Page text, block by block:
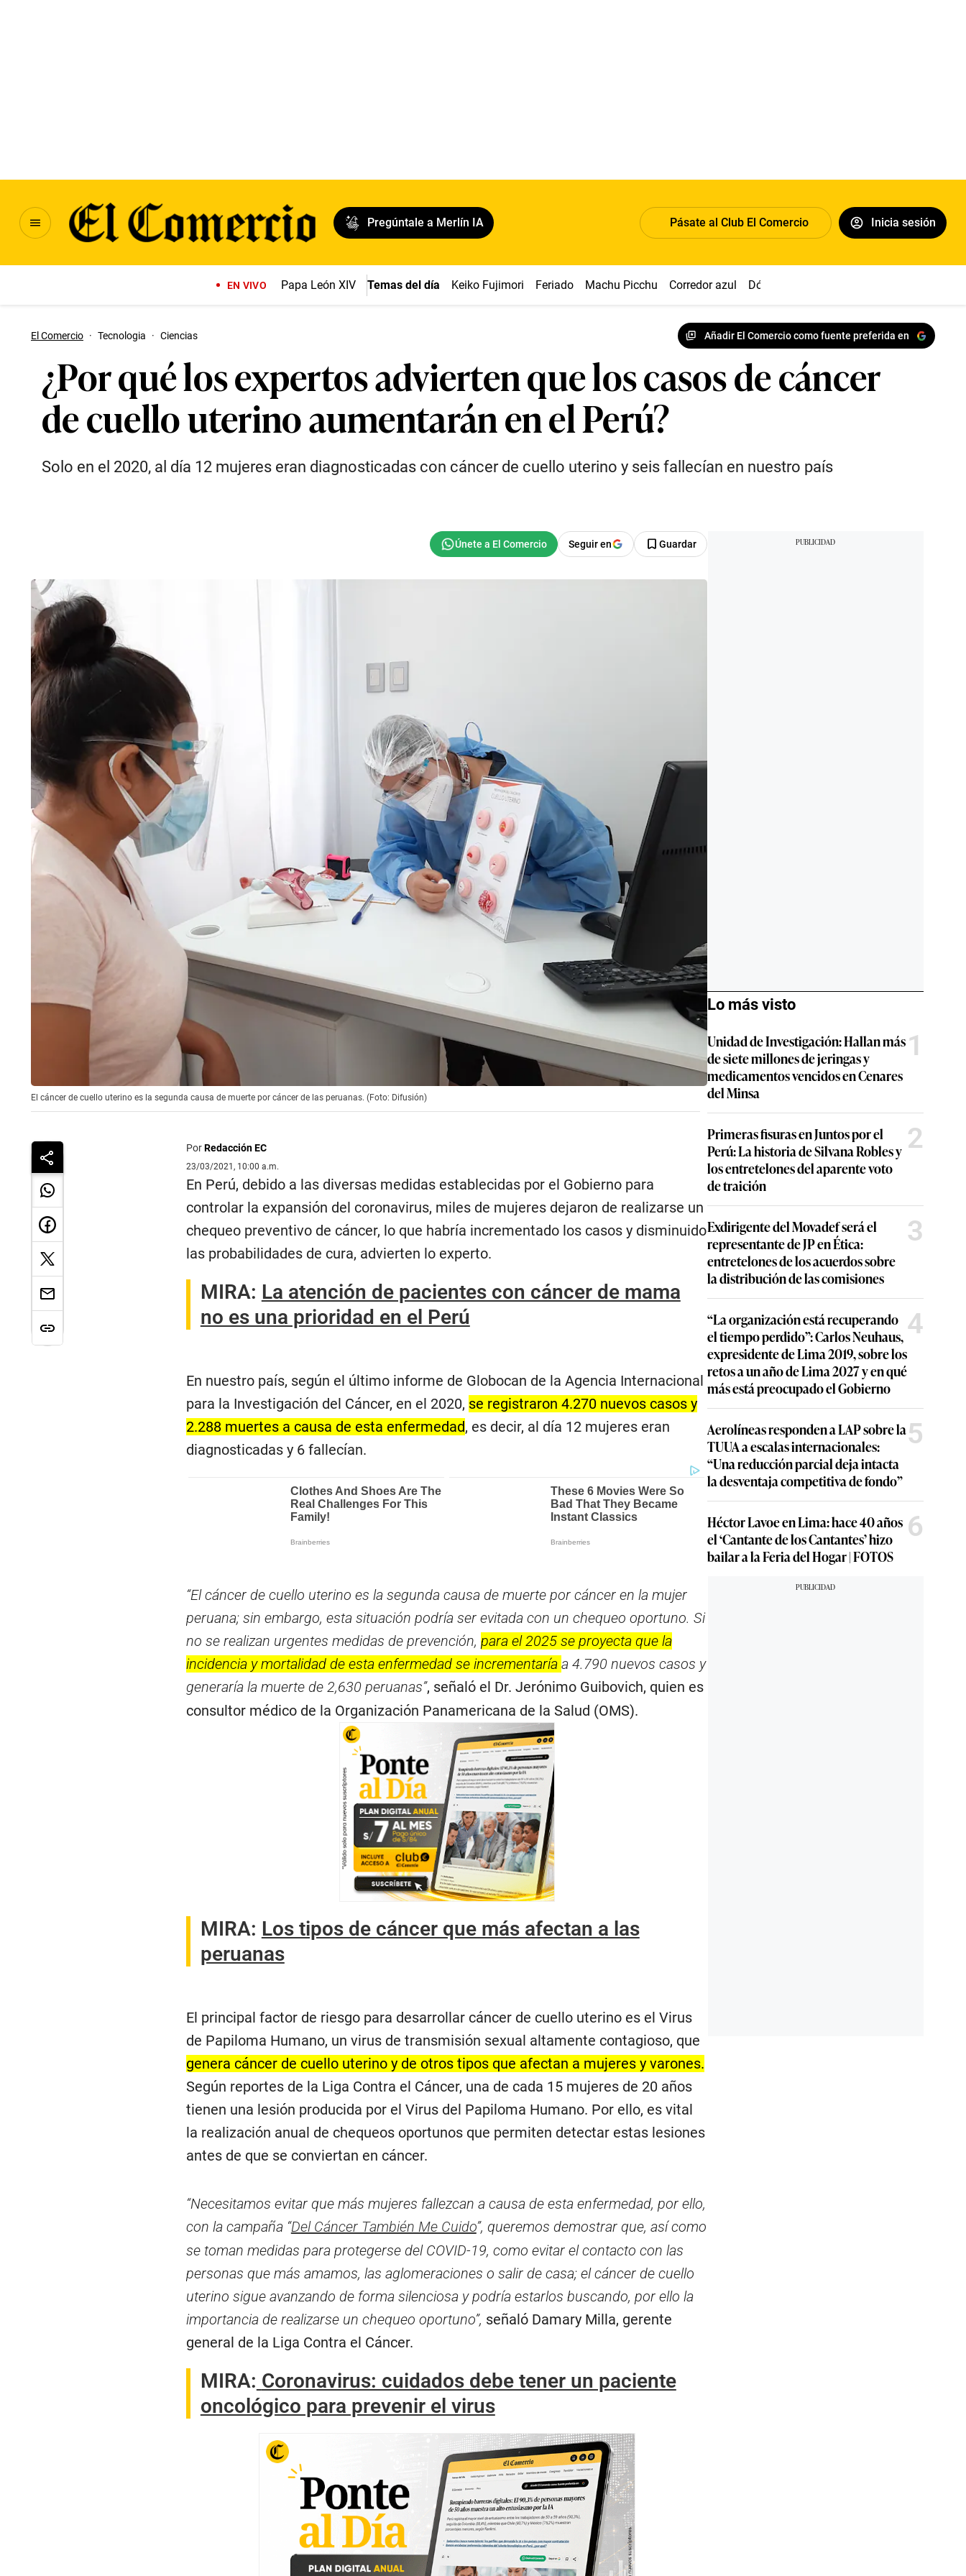
Pregúntale a Merlín IA Pásate al Club El Comercio Inicia sesión
EN VIVO Papa León XIV Temas del día Keiko Fujimori Feriado Machu Picchu Corredor azul Dólar
El Comercio · Tecnologia · Ciencias Añadir El Comercio como fuente preferida en
¿Por qué los expertos advierten que los casos de cáncer
de cuello uterino aumentarán en el Perú?
Solo en el 2020, al día 12 mujeres eran diagnosticadas con cáncer de cuello uterino y seis fallecían en nuestro país
Seguir en Guardar
El cáncer de cuello uterino es la segunda causa de muerte por cáncer de las peruanas. (Foto: Difusión)
PorRedacción EC
23/03/2021, 10:00 a.m.
En Perú, debido a las diversas medidas establecidas por el Gobierno para
controlar la expansión del coronavirus, miles de mujeres dejaron de realizarse un
chequeo preventivo de cáncer, lo que habría incrementado los casos y disminuido
las probabilidades de cura, advierten lo experto.
MIRA: La atención de pacientes con cáncer de mama
no es una prioridad en el Perú
En nuestro país, según el último informe de Globocan de la Agencia Internacional
para la Investigación del Cáncer, en el 2020, se registraron 4.270 nuevos casos y
2.288 muertes a causa de esta enfermedad, es decir, al día 12 mujeres eran
diagnosticadas y 6 fallecían.
“El cáncer de cuello uterino es la segunda causa de muerte por cáncer en la mujer
peruana; sin embargo, esta situación podría ser evitada con un chequeo oportuno. Si
no se realizan urgentes medidas de prevención, para el 2025 se proyecta que la
incidencia y mortalidad de esta enfermedad se incrementaría a 4.790 nuevos casos y
generaría la muerte de 2,630 peruanas”, señaló el Dr. Jerónimo Guibovich, quien es
consultor médico de la Organización Panamericana de la Salud (OMS).
MIRA: Los tipos de cáncer que más afectan a las
peruanas
El principal factor de riesgo para desarrollar cáncer de cuello uterino es el Virus
de Papiloma Humano, un virus de transmisión sexual altamente contagioso, que
genera cáncer de cuello uterino y de otros tipos que afectan a mujeres y varones.
Según reportes de la Liga Contra el Cáncer, una de cada 15 mujeres de 20 años
tienen una lesión producida por el Virus del Papiloma Humano. Por ello, es vital
la realización anual de chequeos oportunos que permiten detectar estas lesiones
antes de que se conviertan en cáncer.
“Necesitamos evitar que más mujeres fallezcan a causa de esta enfermedad, por ello,
con la campaña “Del Cáncer También Me Cuido”, queremos demostrar que, así como
se toman medidas para protegerse del COVID-19, como evitar el contacto con las
personas que más amamos, las aglomeraciones o salir de casa; el cáncer de cuello
uterino sigue avanzando de forma silenciosa y podría estarlos buscando, por ello la
importancia de realizarse un chequeo oportuno”, señaló Damary Milla, gerente
general de la Liga Contra el Cáncer.
MIRA: Coronavirus: cuidados debe tener un paciente
oncológico para prevenir el virus
Lo más visto
Unidad de Investigación: Hallan más
de siete millones de jeringas y
medicamentos vencidos en Cenares
del Minsa
1
Primeras fisuras en Juntos por el
Perú: La historia de Silvana Robles y
los entretelones del aparente voto
de traición
2
Exdirigente del Movadef será el
representante de JP en Ética:
entretelones de los acuerdos sobre
la distribución de las comisiones
3
“La organización está recuperando
el tiempo perdido”: Carlos Neuhaus,
expresidente de Lima 2019, sobre los
retos a un año de Lima 2027 y en qué
más está preocupado el Gobierno
4
Aerolíneas responden a LAP sobre la
TUUA a escalas internacionales:
“Una reducción parcial deja intacta
la desventaja competitiva de fondo”
5
Héctor Lavoe en Lima: hace 40 años
el ‘Cantante de los Cantantes’ hizo
bailar a la Feria del Hogar | FOTOS
6